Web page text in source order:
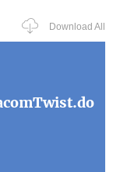
Download All